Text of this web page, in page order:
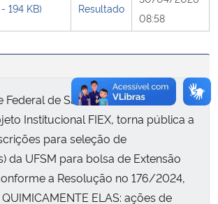
Institucional
194 KB) Resultado
08:58
de Santa Maria (UFSM),
Institucional FIEX, torna pública a
para seleção de
da UFSM para bolsa de Extensão
a Resolução no 176/2024,
ELAS: ações de